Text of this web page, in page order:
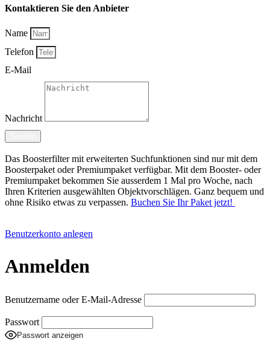
Kontaktieren Sie den Anbieter
Name
Telefon
E-Mail
Nachricht
Das Boosterfilter mit erweiterten Suchfunktionen sind nur mit dem
Boosterpaket oder Premiumpaket verfügbar. Mit dem Booster- oder
Premiumpaket bekommen Sie ausserdem 1 Mal pro Woche, nach
Ihren Kriterien ausgewählten Objektvorschlägen. Ganz bequem und
ohne Risiko etwas zu verpassen. Buchen Sie Ihr Paket jetzt!
Benutzerkonto anlegen
Anmelden
Benutzername oder E-Mail-Adresse
Passwort
Passwort anzeigen